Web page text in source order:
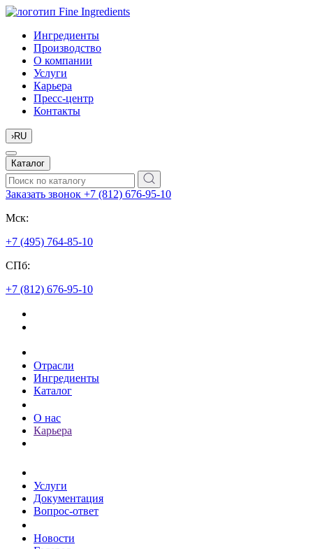
Ингредиенты
Производство
О компании
Услуги
Карьера
Пресс-центр
Контакты
›RU
Каталог
Заказать звонок +7 (812) 676-95-10
Мск:
+7 (495) 764-85-10
СПб:
+7 (812) 676-95-10
Отрасли
Ингредиенты
Каталог
О нас
Карьера
Услуги
Документация
Вопрос-ответ
Новости